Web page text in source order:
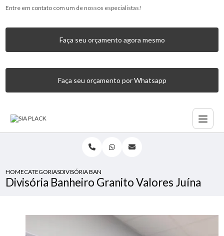
Entre em contato com um de nossos especialistas!
Faça seu orçamento agora mesmo
Faça seu orçamento por Whatsapp
HOMECATEGORIASDIVISÓRIA BANHEIRO GRANITO VALORES JUÍNA
Divisória Banheiro Granito Valores Juína